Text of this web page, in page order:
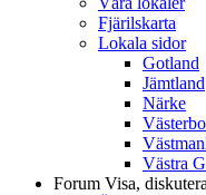
Fjärilskarta
Lokala sidor
Gotland
Jämtland
Närke
Västra
Forum Visa,